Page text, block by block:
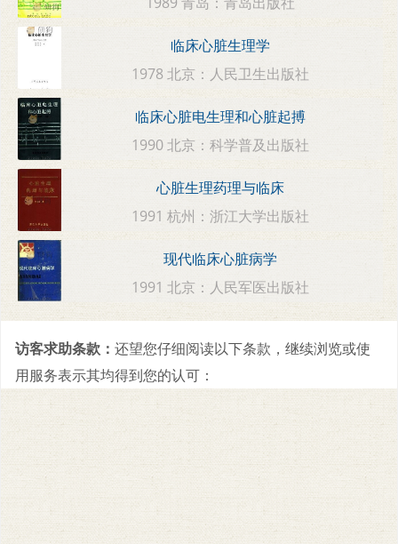
临床心脏生理学
1978 北京：人民卫生出版社
临床心脏电生理和心脏起搏
1990 北京：科学普及出版社
心脏生理药理与临床
1991 杭州：浙江大学出版社
现代临床心脏病学
1991 北京：人民军医出版社
访客求助条款： 还望您仔细阅读以下条款，继续浏览或使
用服务表示其均得到您的认可：